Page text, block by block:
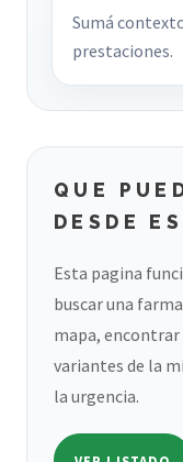
Sumá
prestaciones.
QUE
DESDE
Esta pagina
buscar una
mapa, encontrar
variantes de la
la urgencia.